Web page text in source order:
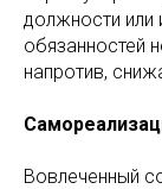
должности или
обязанностей
напротив,
Вовлеченный